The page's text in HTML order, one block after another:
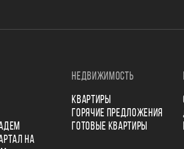
НА
НЕДВИЖИМОСТЬ
КВАРТИРЫ
ГОРЯЧИЕ ПРЕДЛОЖЕНИЯ
ГОТОВЫЕ КВАРТИРЫ